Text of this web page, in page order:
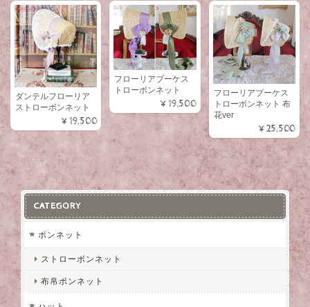
ダンテルフローリア
ストローボンネット
¥19,500
フローリアブーケス
トローボンネット
¥19,500
フローリアブーケス
トローボンネット 布
花ver
¥25,500
CATEGORY
ボンネット
ストローボンネット
布帛ボンネット